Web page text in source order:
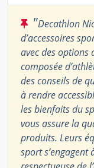
"Decathlon
d’accessoires
avec des options
composée
des conseils de
à rendre
les bienfaits du
vous assure la
produits. Leurs
sport